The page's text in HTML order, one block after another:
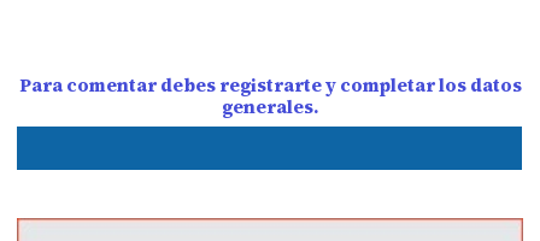
Para comentar debes registrarte y completar los datos
generales.